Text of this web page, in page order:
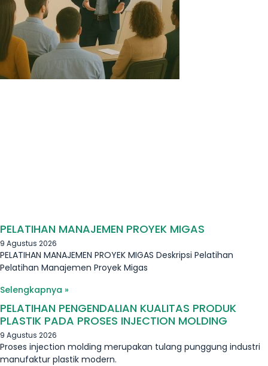
PELATIHAN MANAJEMEN PROYEK MIGAS
9 Agustus 2026
PELATIHAN MANAJEMEN PROYEK MIGAS Deskripsi Pelatihan
Pelatihan Manajemen Proyek Migas
Selengkapnya »
PELATIHAN PENGENDALIAN KUALITAS PRODUK
PLASTIK PADA PROSES INJECTION MOLDING
9 Agustus 2026
Proses injection molding merupakan tulang punggung industri
manufaktur plastik modern.